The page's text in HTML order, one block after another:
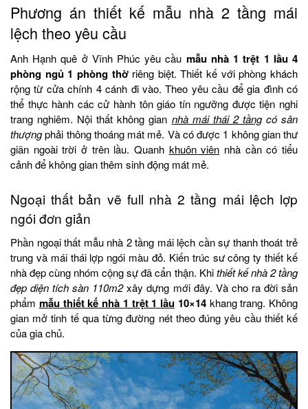
Phương án thiết kế mẫu nhà 2 tầng mái
lệch theo yêu cầu
Anh Hạnh quê ở Vĩnh Phúc yêu cầu mẫu nhà 1 trệt 1 lầu 4
phòng ngủ 1 phòng thờriêng biệt. Thiết kế với phòng khách
rộng từ cửa chính 4 cánh đi vào. Theo yêu cầu để gia đình có
thể thực hành các cử hành tôn giáo tín ngưỡng được tiện nghi
trang nghiêm. Nội thất không gian nhà mái thái 2 tầngcó sân
thượngphải thông thoáng mát mẻ. Và có được 1 không gian thư
giãn ngoài trời ở trên lầu. Quanh khuôn viên nhà cần có tiểu
cảnh để không gian thêm sinh động mát mẻ.
Ngoại thất bản vẽ full nhà 2 tầng mái lệch lợp
ngói đơn giản
Phần ngoại thất mẫu nhà 2 tầng mái lệch cần sự thanh thoát trẻ
trung và mái thái lợp ngói màu đỏ. Kiến trúc sư công ty thiết kế
nhà đẹp cùng nhóm cộng sự đã cẩn thận. Khithiết kế nhà 2 tầng
đẹp diện tích sàn 110m2xây dựng mới đây. Và cho ra đời sản
phẩm mẫu thiết kế nhà 1 trệt 1 lầu 10×14khang trang. Không
gian mở tinh tế qua từng đường nét theo đúng yêu cầu thiết kế
của gia chủ.